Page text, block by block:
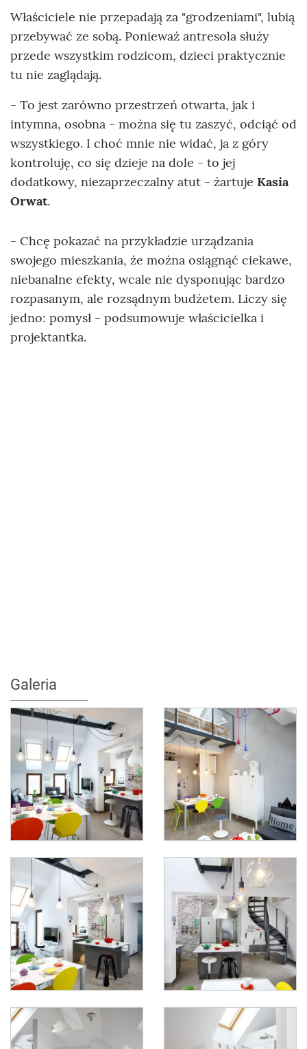
Właściciele nie przepadają za "grodzeniami", lubią
przebywać ze sobą. Ponieważ antresola służy
przede wszystkim rodzicom, dzieci praktycznie
tu nie zaglądają.
- To jest zarówno przestrzeń otwarta, jak i
intymna, osobna - można się tu zaszyć, odciąć od
wszystkiego. I choć mnie nie widać, ja z góry
kontroluję, co się dzieje na dole - to jej
dodatkowy, niezaprzeczalny atut - żartuje Kasia
Orwat.
- Chcę pokazać na przykładzie urządzania
swojego mieszkania, że można osiągnąć ciekawe,
niebanalne efekty, wcale nie dysponując bardzo
rozpasanym, ale rozsądnym budżetem. Liczy się
jedno: pomysł - podsumowuje właścicielka i
projektantka.
Galeria